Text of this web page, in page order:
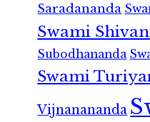
Saradananda
Swami
Subodhananda
Swami
Vijnanananda